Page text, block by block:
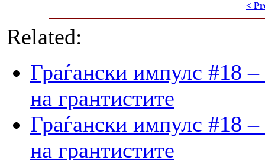
<
Related:
Граѓански импулс #18
на грантистите
Граѓански импулс #18
на грантистите